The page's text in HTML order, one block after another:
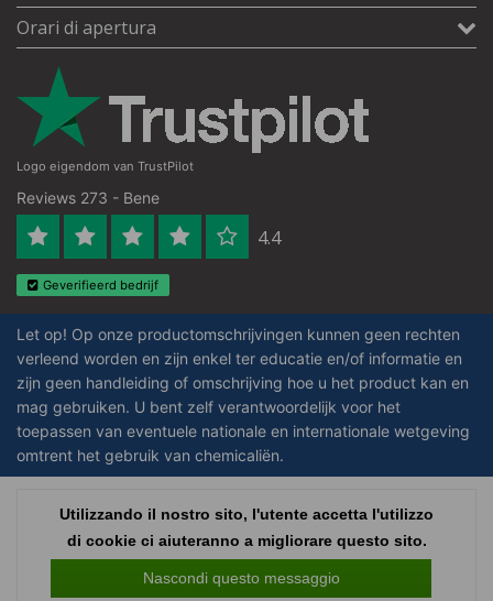
Orari di apertura
Logo eigendom van TrustPilot
Reviews 273 - Bene
4.4
Geverifieerd bedrijf
Let op! Op onze productomschrijvingen kunnen geen rechten
verleend worden en zijn enkel ter educatie en/of informatie en
zijn geen handleiding of omschrijving hoe u het product kan en
mag gebruiken. U bent zelf verantwoordelijk voor het
toepassen van eventuele nationale en internationale wetgeving
omtrent het gebruik van chemicaliën.
bassi - All rights reserved - Theme byInStijl Media | Tutti i prezzi sono al
netto delle imposte
Utilizzando il nostro sito, l'utente accetta l'utilizzo
di cookie ci aiuteranno a migliorare questo sito.
Nascondi questo messaggio